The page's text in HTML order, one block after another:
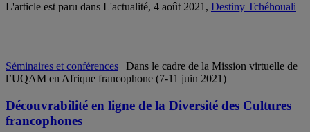
L'article est paru dans L'actualité, 4 août 2021, Destiny Tchéhouali
Séminaires et conférences | Dans le cadre de la Mission virtuelle de
l’UQAM en Afrique francophone (7-11 juin 2021)
Découvrabilité en ligne de la Diversité des Cultures
francophones